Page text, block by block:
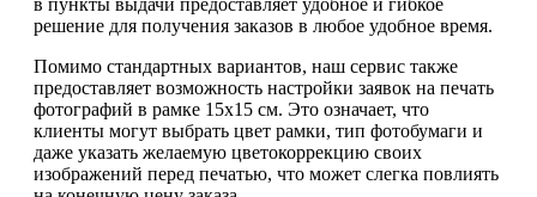
в пункты выдачи предоставляет удобное и гибкое
решение для получения заказов в любое удобное время.
Помимо стандартных вариантов, наш сервис также
предоставляет возможность настройки заявок на печать
фотографий в рамке 15х15 см. Это означает, что
клиенты могут выбрать цвет рамки, тип фотобумаги и
даже указать желаемую цветокоррекцию своих
изображений перед печатью, что может слегка повлиять